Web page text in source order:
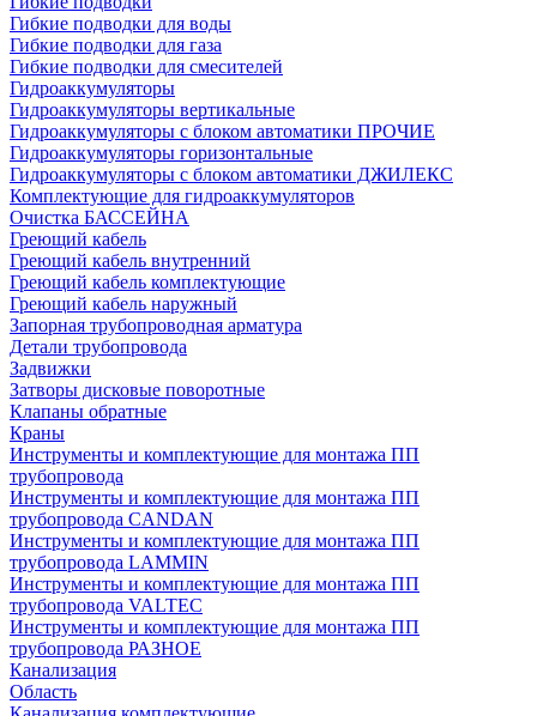
Гибкие подводки для воды
Гибкие подводки для газа
Гибкие подводки для смесителей
Гидроаккумуляторы
Гидроаккумуляторы вертикальные
Гидроаккумуляторы с блоком автоматики ПРОЧИЕ
Гидроаккумуляторы горизонтальные
Гидроаккумуляторы с блоком автоматики ДЖИЛЕКС
Комплектующие для гидроаккумуляторов
Очистка БАССЕЙНА
Греющий кабель
Греющий кабель внутренний
Греющий кабель комплектующие
Греющий кабель наружный
Запорная трубопроводная арматура
Детали трубопровода
Задвижки
Затворы дисковые поворотные
Клапаны обратные
Краны
Инструменты и комплектующие для монтажа ПП
трубопровода
Инструменты и комплектующие для монтажа ПП
трубопровода CANDAN
Инструменты и комплектующие для монтажа ПП
трубопровода LAMMIN
Инструменты и комплектующие для монтажа ПП
трубопровода VALTEC
Инструменты и комплектующие для монтажа ПП
трубопровода РАЗНОЕ
Канализация
Область